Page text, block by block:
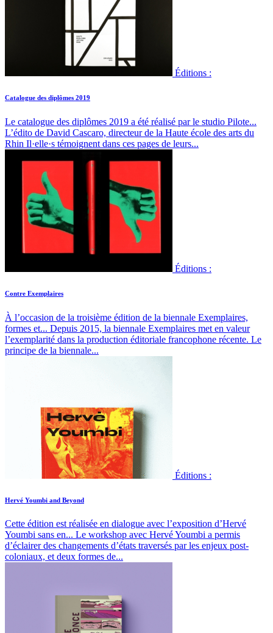
Éditions :
Catalogue des diplômes 2019
Le catalogue des diplômes 2019 a été réalisé par le studio Pilote...
L’édito de David Cascaro, directeur de la Haute école des arts du
Rhin Il·elle·s témoignent dans ces pages de leurs...
Éditions :
Contre Exemplaires
À l’occasion de la troisième édition de la biennale Exemplaires,
formes et... Depuis 2015, la biennale Exemplaires met en valeur
l’exemplarité dans la production éditoriale francophone récente. Le
principe de la biennale...
Éditions :
Hervé Youmbi and Beyond
Cette édition est réalisée en dialogue avec l’exposition d’Hervé
Youmbi sans en... Le workshop avec Hervé Youmbi a permis
d’éclairer des changements d’états traversés par les enjeux post-
coloniaux, et deux formes de...